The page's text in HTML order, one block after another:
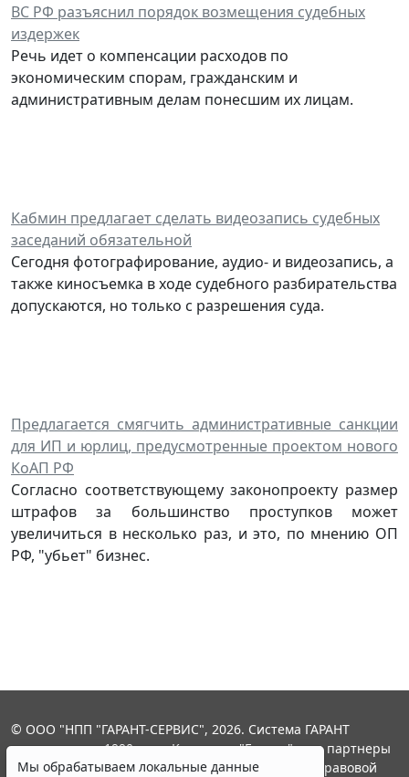
ВС РФ разъяснил порядок возмещения судебных
издержек
Речь идет о компенсации расходов по
экономическим спорам, гражданским и
административным делам понесшим их лицам.
Кабмин предлагает сделать видеозапись судебных
заседаний обязательной
Сегодня фотографирование, аудио- и видеозапись, а
также киносъемка в ходе судебного разбирательства
допускаются, но только с разрешения суда.
Предлагается смягчить административные санкции
для ИП и юрлиц, предусмотренные проектом нового
КоАП РФ
Согласно соответствующему законопроекту размер
штрафов за большинство проступков может
увеличиться в несколько раз, и это, по мнению ОП
РФ, "убьет" бизнес.
Мы обрабатываем локальные данные
© ООО "НПП "ГАРАНТ-СЕРВИС", 2026. Система ГАРАНТ
выпускается с 1990 года. Компания "Гарант" и ее партнеры
являются участниками Российской ассоциации правовой